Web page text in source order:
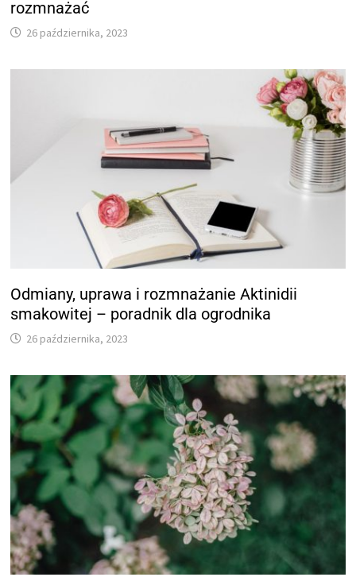
rozmnażać
26 października, 2023
Odmiany, uprawa i rozmnażanie Aktinidii
smakowitej – poradnik dla ogrodnika
26 października, 2023